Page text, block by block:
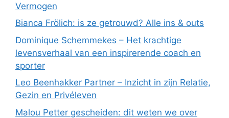
Vermogen
Bianca Frölich: is ze getrouwd? Alle ins & outs
Dominique Schemmekes – Het krachtige
levensverhaal van een inspirerende coach en
sporter
Leo Beenhakker Partner – Inzicht in zijn Relatie,
Gezin en Privéleven
Malou Petter gescheiden: dit weten we over